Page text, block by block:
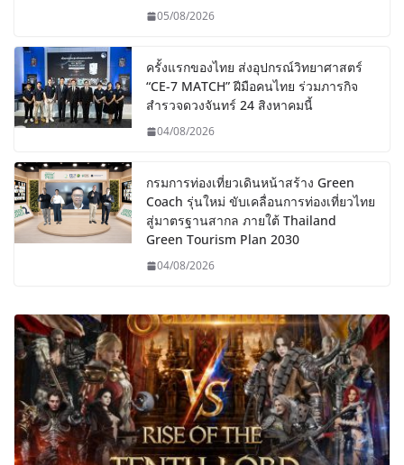
05/08/2026
ครั้งแรกของไทย ส่งอุปกรณ์วิทยาศาสตร์
“CE-7 MATCH” ฝีมือคนไทย ร่วมภารกิจ
สำรวจดวงจันทร์ 24 สิงหาคมนี้
04/08/2026
กรมการท่องเที่ยวเดินหน้าสร้าง Green
Coach รุ่นใหม่ ขับเคลื่อนการท่องเที่ยวไทย
สู่มาตรฐานสากล ภายใต้ Thailand
Green Tourism Plan 2030
04/08/2026